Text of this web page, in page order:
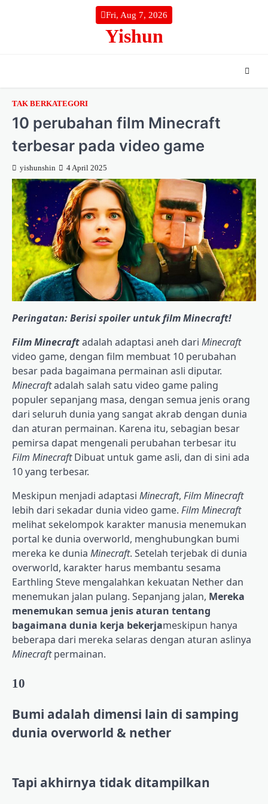
Fri, Aug 7, 2026
Yishun
TAK BERKATEGORI
10 perubahan film Minecraft
terbesar pada video game
yishunshin 4 April 2025
Peringatan: Berisi spoiler untuk film Minecraft!
Film Minecraftadalah adaptasi aneh dari Minecraft
video game, dengan film membuat 10 perubahan
besar pada bagaimana permainan asli diputar.
Minecraftadalah salah satu video game paling
populer sepanjang masa, dengan semua jenis orang
dari seluruh dunia yang sangat akrab dengan dunia
dan aturan permainan. Karena itu, sebagian besar
pemirsa dapat mengenali perubahan terbesar itu
Film MinecraftDibuat untuk game asli, dan di sini ada
10 yang terbesar.
Meskipun menjadi adaptasi Minecraft, Film Minecraft
lebih dari sekadar dunia video game. Film Minecraft
melihat sekelompok karakter manusia menemukan
portal ke dunia overworld, menghubungkan bumi
mereka ke dunia Minecraft. Setelah terjebak di dunia
overworld, karakter harus membantu sesama
Earthling Steve mengalahkan kekuatan Nether dan
menemukan jalan pulang. Sepanjang jalan, Mereka
menemukan semua jenis aturan tentang
bagaimana dunia kerja bekerjameskipun hanya
beberapa dari mereka selaras dengan aturan aslinya
Minecraftpermainan.
10
Bumi adalah dimensi lain di samping
dunia overworld & nether
Tapi akhirnya tidak ditampilkan